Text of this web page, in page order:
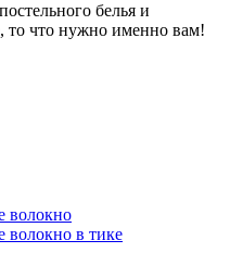
белья и
то что нужно именно вам!
волокно
волокно в тике